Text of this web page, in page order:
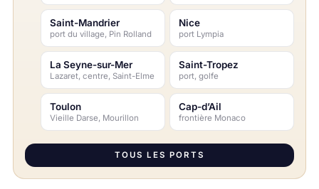
Saint-Mandrier
port du village, Pin Rolland
Nice
port Lympia
La Seyne-sur-Mer
Lazaret, centre, Saint-Elme
Saint-Tropez
port, golfe
Toulon
Vieille Darse, Mourillon
Cap-d’Ail
frontière Monaco
TOUS LES PORTS